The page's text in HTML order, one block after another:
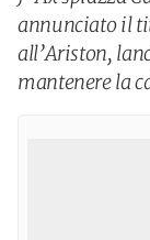
annunciato il
all’Ariston,
mantenere la